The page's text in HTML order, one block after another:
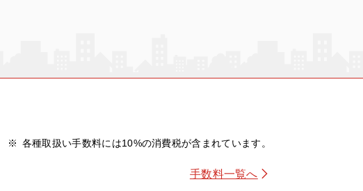
各種取扱い手数料には10%の消費税が含まれています。
手数料一覧へ